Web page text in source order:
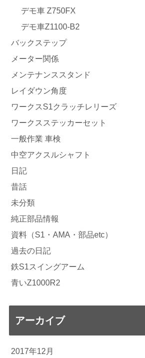
デモ車 Z750FX
デモ車Z1100-B2
バックステップ
メーター関係
メンテナンススタンド
レイダウン角度
ワークスS1クラッチレリーズ
ワークスステッカーセット
一般作業 車検
中空アクスルシャフト
日記
昔話
未分類
純正部品情報
資料（S1・AMA・部品etc）
過去の日記
鉄S1スイングアーム
青いZ1000R2
アーカイブ
2017年12月